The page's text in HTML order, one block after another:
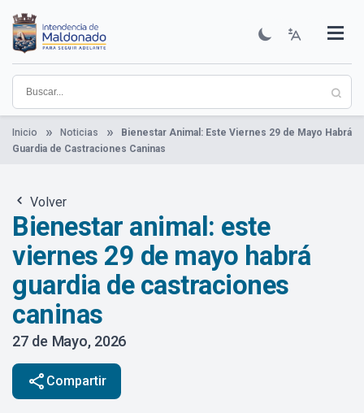
contenido
principal
Institucional
Municipios
Descubre Maldonado
Comunicación
Servicios
Guía De Trámites
Ver Noticias
Inicio Noticias
Bienestar Animal: Este Viernes 29 de Mayo Habrá
Guardia de Castraciones Caninas
Volver
Bienestar animal: este
viernes 29 de mayo habrá
guardia de castraciones
caninas
27 de Mayo, 2026
share Compartir